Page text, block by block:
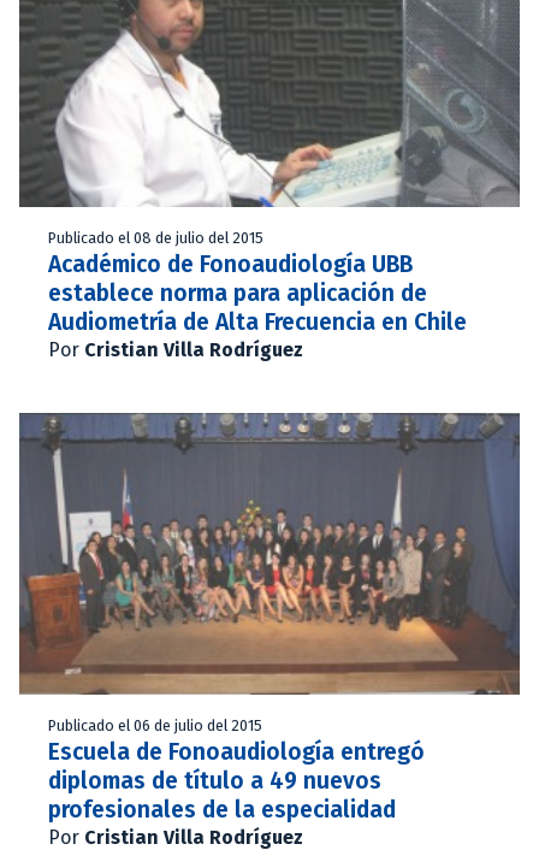
Publicado el 08 de julio del 2015
Académico de Fonoaudiología UBB
establece norma para aplicación de
Audiometría de Alta Frecuencia en Chile
Por Cristian Villa Rodríguez
Publicado el 06 de julio del 2015
Escuela de Fonoaudiología entregó
diplomas de título a 49 nuevos
profesionales de la especialidad
Por Cristian Villa Rodríguez